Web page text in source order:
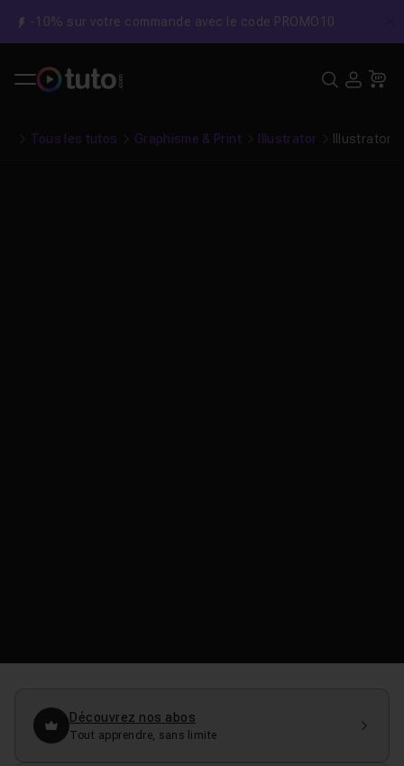
-10% sur votre commande avec le code PROMO10
Tous les tutos Graphisme & Print Illustrator Illustrator
Découvrez nos abos
Tout apprendre, sans limite